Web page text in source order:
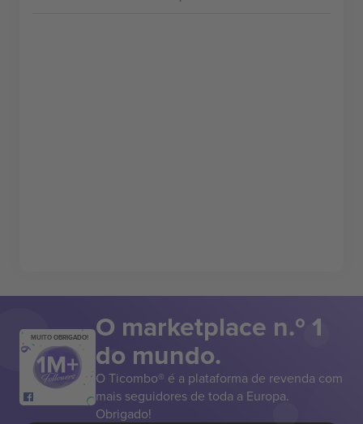
MUITO OBRIGADO! O marketplace n.º 1
do mundo.
O Ticombo® é a plataforma de revenda com
mais seguidores de toda a Europa.
Obrigado!